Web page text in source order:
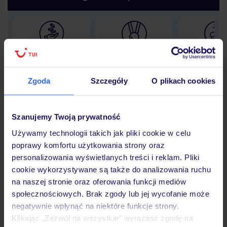
Zgoda Szczegóły O plikach cookies
Szanujemy Twoją prywatność
Używamy technologii takich jak pliki cookie w celu
poprawy komfortu użytkowania strony oraz
personalizowania wyświetlanych treści i reklam. Pliki
cookie wykorzystywane są także do analizowania ruchu
na naszej stronie oraz oferowania funkcji mediów
społecznościowych. Brak zgody lub jej wycofanie może
negatywnie wpłynąć na niektóre funkcje strony.
Klikając „Zezwól na wszystkie” wyrażasz zgodę na
Lider niskich cen 30 lat w
Hotel
Opinie
Pokoje